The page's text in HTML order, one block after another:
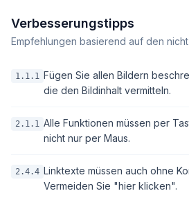
Verbesserungstipps
Empfehlungen basierend auf den
1.1.1 Fügen Sie allen Bildern
die den Bildinhalt vermitteln.
2.1.1 Alle Funktionen müssen per
nicht nur per Maus.
2.4.4 Linktexte müssen auch ohne
Vermeiden Sie "hier klicken".